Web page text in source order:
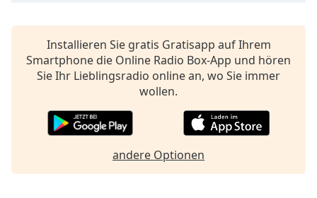
settings,
opens
subtitles
dialog
subtitles
Installieren Sie gratis Gratisapp auf Ihrem
Smartphone die Online Radio Box-App und hören
Sie Ihr Lieblingsradio online an, wo Sie immer
wollen.
andere Optionen